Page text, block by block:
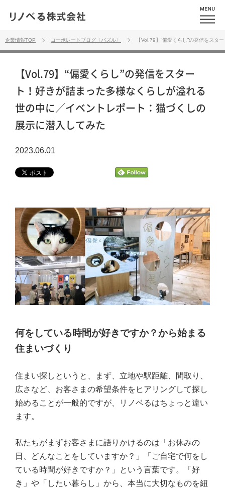
企業情報TOP コーポレートブログ〈パズル〉 【Vol.79】“偏愛くらし”の発信をス
【Vol.79】“偏愛くらし”の発信をスター
ト！好きが詰まった多様なくらしが溢れる
世の中に／イベントレポート：猫づくしの
展示に潜入してみた
2023.06.01
何をしている時間が好きですか？から始まる
住まいづくり
住まい探しというと、まず、立地や駅距離、間取り、
広さなど、お客さまの希望条件をヒアリングして探し
始めることが一般的ですが、リノベるはちょっと違い
ます。
私たちがまずお客さまに語りかけるのは「お休みの
日、どんなことをしていますか？」「ご自宅で何をし
ている時間が好きですか？」という言葉です。「好
き」や「したい暮らし」から、本当に大切なものを紐